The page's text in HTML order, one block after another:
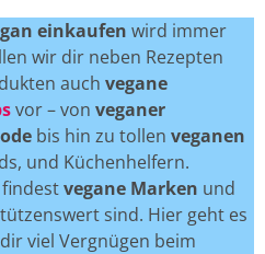
einkaufen wird immer
wir dir neben Rezepten
auch vegane
vor – von veganer
bis hin zu tollen veganen
und Küchenhelfern.
findestvegane Marken und
sind. Hier geht es
viel Vergnügen beim